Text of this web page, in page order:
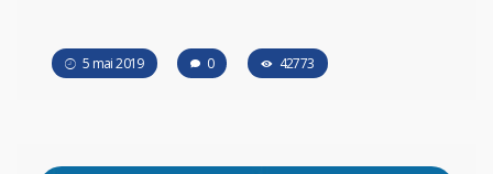
5 mai 2019 0 42773